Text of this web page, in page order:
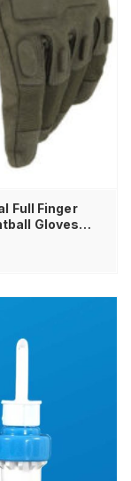
Full Finger
Gloves